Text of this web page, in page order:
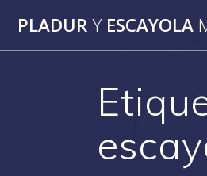
al
PLADURY ESCAYOLA